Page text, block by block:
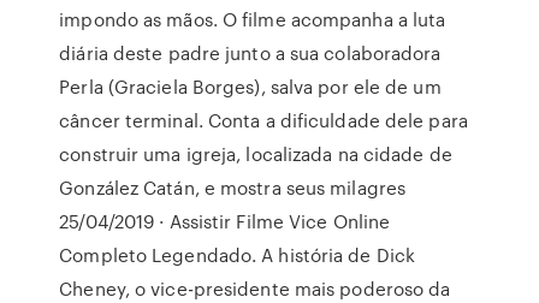
impondo as mãos. O filme acompanha a luta
diária deste padre junto a sua colaboradora
Perla (Graciela Borges), salva por ele de um
câncer terminal. Conta a dificuldade dele para
construir uma igreja, localizada na cidade de
González Catán, e mostra seus milagres
25/04/2019 · Assistir Filme Vice Online
Completo Legendado. A história de Dick
Cheney, o vice-presidente mais poderoso da